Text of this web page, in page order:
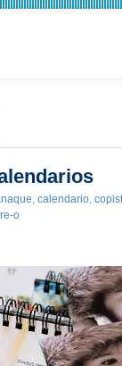
, calendario,
o